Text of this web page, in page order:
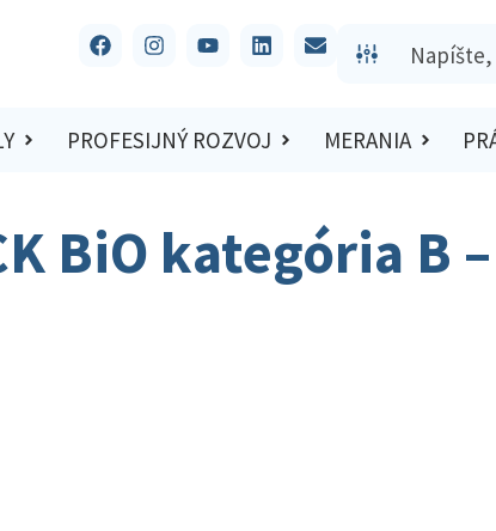
PROFESIJNÝ ROZVOJ MERANIA
BiO kategória B